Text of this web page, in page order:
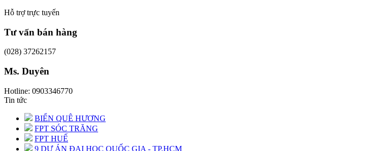
Hỗ trợ trực tuyến
Tư vấn bán hàng
(028) 37262157
Ms. Duyên
Hotline: 0903346770
Tin tức
BIỂN QUÊ HƯƠNG
FPT SÓC TRĂNG
FPT HUẾ
9 DỰ ÁN ĐẠI HỌC QUỐC GIA - TP.HCM